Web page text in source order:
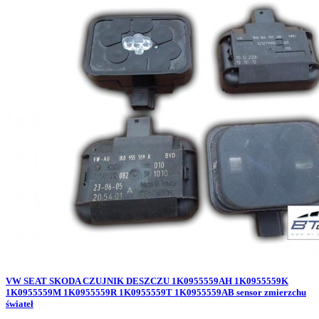
VW SEAT SKODA CZUJNIK DESZCZU 1K0955559AH 1K0955559K
1K0955559M 1K0955559R 1K0955559T 1K0955559AB sensor zmierzchu
świateł